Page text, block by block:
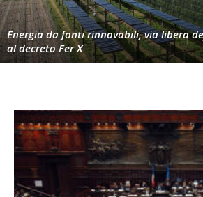
Energia da fonti rinnovabili, via libera
al decreto Fer X